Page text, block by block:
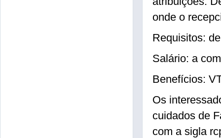
onde o
Requisitos:
Salário: a
Benefícios:
Os
cuidados de
com a sigla